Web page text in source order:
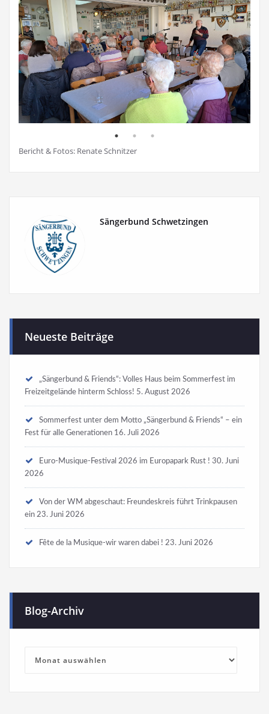
Bericht & Fotos: Renate Schnitzer
Sängerbund Schwetzingen
Neueste Beiträge
„Sängerbund & Friends“: Volles Haus beim Sommerfest im
Freizeitgelände hinterm Schloss! 5. August 2026
Sommerfest unter dem Motto „Sängerbund & Friends“ – ein
Fest für alle Generationen 16. Juli 2026
Euro-Musique-Festival 2026 im Europapark Rust ! 30. Juni
2026
Von der WM abgeschaut: Freundeskreis führt Trinkpausen
ein 23. Juni 2026
Fête de la Musique-wir waren dabei ! 23. Juni 2026
Blog-Archiv
Archiv